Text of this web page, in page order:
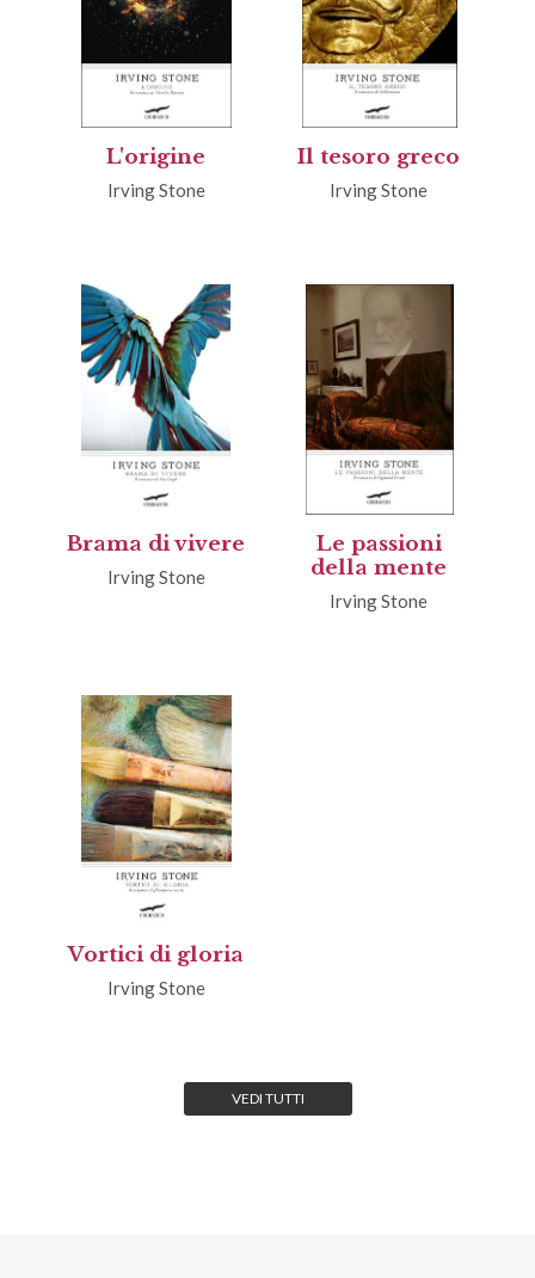
L'origine
Irving Stone
Il tesoro greco
Irving Stone
Brama di vivere
Irving Stone
Le passioni
della mente
Irving Stone
Vortici di gloria
Irving Stone
VEDI TUTTI